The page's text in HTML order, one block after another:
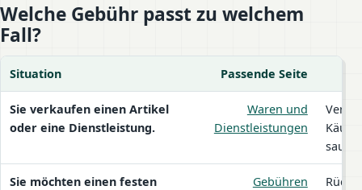
Welche Gebühr passt zu welchem
Fall?
PayPal-Gebühren nach Verkäufersituation
Situation Passende Seite
Sie verkaufen einen Artikel
oder eine Dienstleistung.
Waren und
Dienstleistungen
Sie möchten einen festen
Gebühren